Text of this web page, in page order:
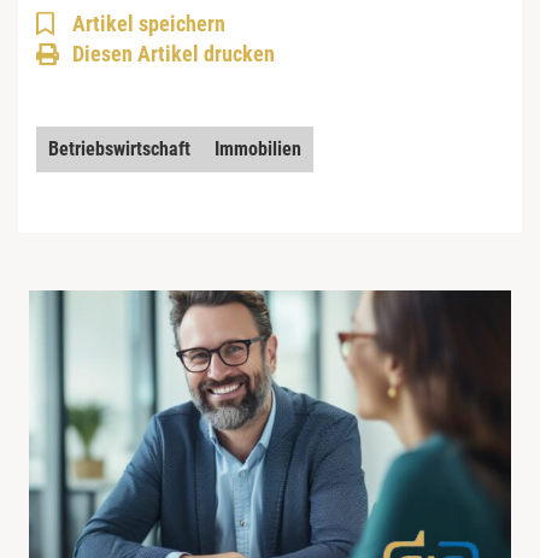
Artikel speichern
Diesen Artikel drucken
Betriebswirtschaft Immobilien